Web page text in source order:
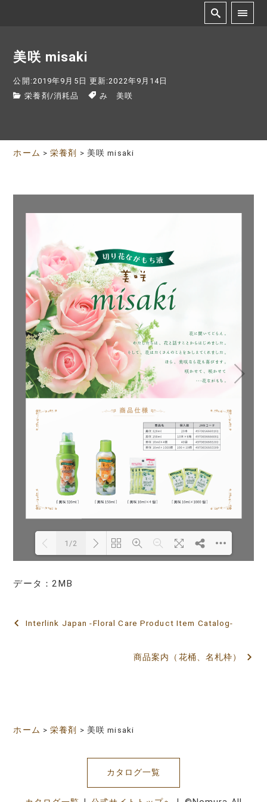
美咲 misaki
公開:2019年9月5日 更新:2022年9月14日
栄養剤 /消耗品 み 美咲
ホーム >栄養剤 > 美咲 misaki
1/2
データ：2MB
投
ー
Interlink Japan -Floral Care Product Item Catalog-
商品案内（花桶、名札枠）
ホーム >栄養剤 > 美咲 misaki
カタログ一覧